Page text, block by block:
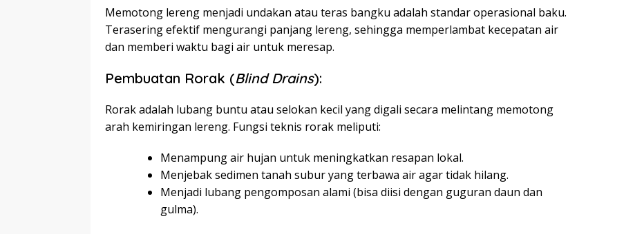
Memotong lereng menjadi undakan atau teras bangku adalah standar operasional baku.
Terasering efektif mengurangi panjang lereng, sehingga memperlambat kecepatan air
dan memberi waktu bagi air untuk meresap.
Pembuatan Rorak (Blind Drains):
Rorak adalah lubang buntu atau selokan kecil yang digali secara melintang memotong
arah kemiringan lereng. Fungsi teknis rorak meliputi:
Menampung air hujan untuk meningkatkan resapan lokal.
Menjebak sedimen tanah subur yang terbawa air agar tidak hilang.
Menjadi lubang pengomposan alami (bisa diisi dengan guguran daun dan
gulma).